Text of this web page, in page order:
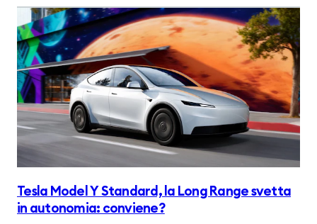
Tesla Model Y Standard, la Long Range svetta
in autonomia: conviene?